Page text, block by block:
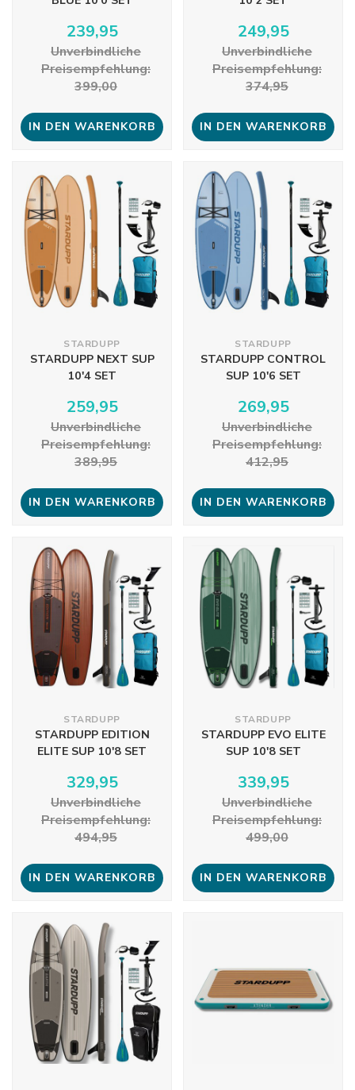
239,95
Unverbindliche
Preisempfehlung:
399,00
IN DEN WARENKORB
249,95
Unverbindliche
Preisempfehlung:
374,95
IN DEN WARENKORB
STARDUPP
STARDUPP NEXT SUP
10'4 SET
259,95
Unverbindliche
Preisempfehlung:
389,95
IN DEN WARENKORB
STARDUPP
STARDUPP CONTROL
SUP 10'6 SET
269,95
Unverbindliche
Preisempfehlung:
412,95
IN DEN WARENKORB
STARDUPP
STARDUPP EDITION
ELITE SUP 10'8 SET
329,95
Unverbindliche
Preisempfehlung:
494,95
IN DEN WARENKORB
STARDUPP
STARDUPP EVO ELITE
SUP 10'8 SET
339,95
Unverbindliche
Preisempfehlung:
499,00
IN DEN WARENKORB